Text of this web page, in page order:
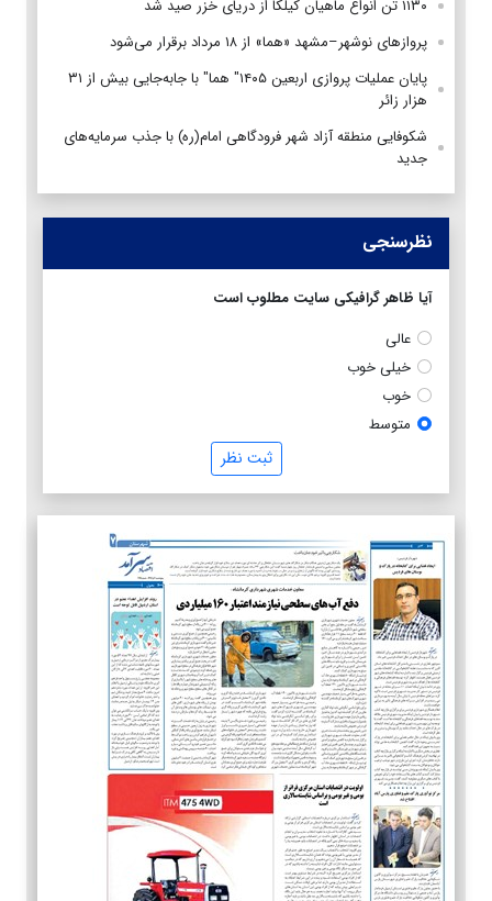
۱۱۳۰ تن انواع ماهیان کیلکا از دریای خزر صید شد
پروازهای نوشهر–مشهد «هما» از ۱۸ مرداد برقرار می‌شود
پایان عملیات پروازی اربعین ۱۴۰۵" هما" با جابه‌جایی بیش از ۳۱
هزار زائر
شکوفایی منطقه آزاد شهر فرودگاهی امام(ره) با جذب سرمایه‌های
جدید
نظرسنجی
آیا ظاهر گرافیکی سایت مطلوب است
عالی
خیلی خوب
خوب
متوسط
ثبت نظر